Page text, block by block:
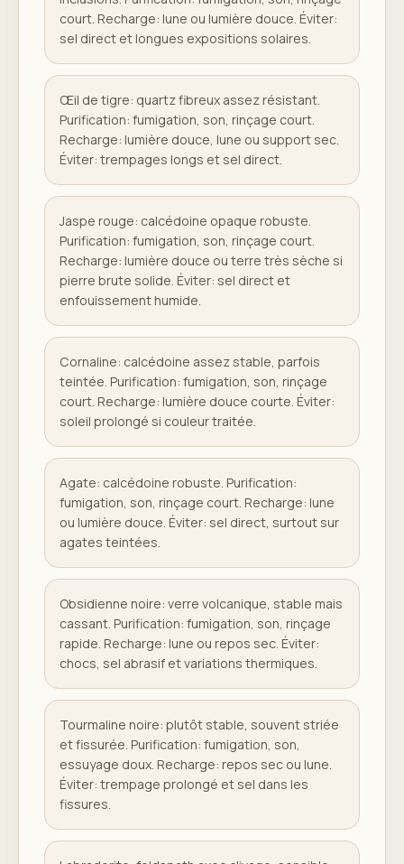
court. Recharge: lune ou lumière douce. Éviter:
sel direct et longues expositions solaires.
Œil de tigre: quartz fibreux assez résistant.
Purification: fumigation, son, rinçage court.
Recharge: lumière douce, lune ou support sec.
Éviter: trempages longs et sel direct.
Jaspe rouge: calcédoine opaque robuste.
Purification: fumigation, son, rinçage court.
Recharge: lumière douce ou terre très sèche si
pierre brute solide. Éviter: sel direct et
enfouissement humide.
Cornaline: calcédoine assez stable, parfois
teintée. Purification: fumigation, son, rinçage
court. Recharge: lumière douce courte. Éviter:
soleil prolongé si couleur traitée.
Agate: calcédoine robuste. Purification:
fumigation, son, rinçage court. Recharge: lune
ou lumière douce. Éviter: sel direct, surtout sur
agates teintées.
Obsidienne noire: verre volcanique, stable mais
cassant. Purification: fumigation, son, rinçage
rapide. Recharge: lune ou repos sec. Éviter:
chocs, sel abrasif et variations thermiques.
Tourmaline noire: plutôt stable, souvent striée
et fissurée. Purification: fumigation, son,
essuyage doux. Recharge: repos sec ou lune.
Éviter: trempage prolongé et sel dans les
fissures.